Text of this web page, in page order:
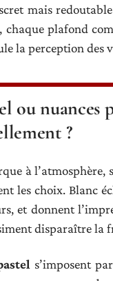
mais
chaque plafond
la perception des
ou nuances
?
à
les choix. Blanc
et donnent
disparaître la
s’imposent